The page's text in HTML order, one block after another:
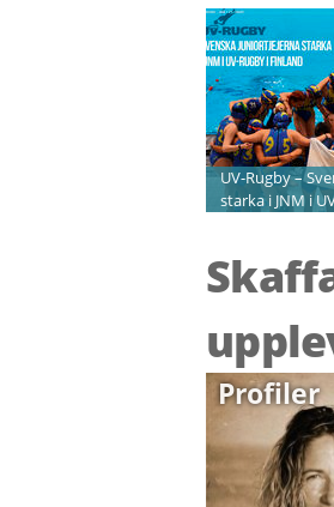
UV-Rugby –
starka i JNM i
Profiler